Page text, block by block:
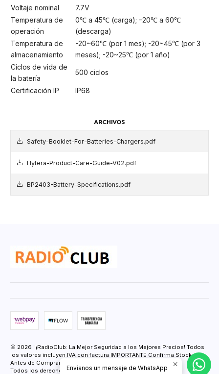
Voltaje nominal
7.7V
Temperatura de
operación
0℃ a 45℃ (carga); –20℃ a 60℃
(descarga)
Temperatura de
almacenamiento
-20~60℃ (por 1 mes); -20~45℃ (por 3
meses); -20~25℃ (por 1 año)
Ciclos de vida de
la batería
500 ciclos
Certificación IP IP68
ARCHIVOS
Safety-Booklet-For-Batteries-Chargers.pdf
Hytera-Product-Care-Guide-V02.pdf
BP2403-Battery-Specifications.pdf
2026 "¡RadioClub: La Mejor Seguridad a los Mejores Precios! Todos
los valores incluyen IVA con factura IMPORTANTE Confirma Stock
Antes de Comprar.".
Todos los derechos reservados. Desarrollado por Jumpseller
Envíanos un mensaje de WhatsApp